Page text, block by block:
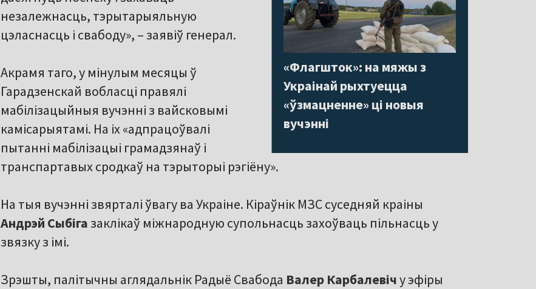
«Флагшток»: на мяжы з
Украінай рыхтуецца
«ўзмацненне» ці новыя
вучэнні
незалежнасць, тэрытарыяльную
цэласнасць і свабоду», – заявіў генерал.
Акрамя таго, у мінулым месяцы ў
Гарадзенскай вобласці правялі
мабілізацыйныя вучэнні з вайсковымі
камісарыятамі. На іх «адпрацоўвалі
пытанні мабілізацыі грамадзянаў і
транспартавых сродкаў на тэрыторыі рэгіёну».
На тыя вучэнні звярталі ўвагу ва Украіне. Кіраўнік МЗС суседняй краіны
Андрэй Сыбігазаклікаў міжнародную супольнасць захоўваць пільнасць у
звязку з імі.
Зрэшты, палітычны аглядальнік Радыё Свабода Валер Карбалевічу эфіры